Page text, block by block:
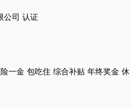
公司 认证
一金 包吃住 综合补贴 年终奖金 休